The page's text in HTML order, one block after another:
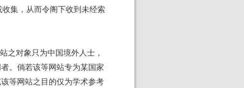
集，从而令阁下收到未经索
之对象只为中国境外人士，
。倘若该等网站专为某国家
等网站之目的仅为学术参考